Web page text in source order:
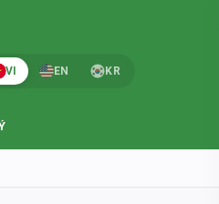
VI EN KR